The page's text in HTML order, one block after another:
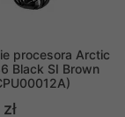
procesora Arctic
Black SI Brown